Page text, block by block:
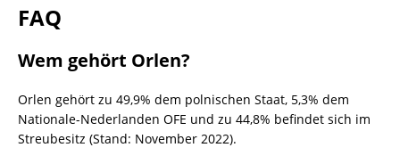
FAQ
Wem gehört Orlen?
Orlen gehört zu 49,9% dem polnischen Staat, 5,3% dem
Nationale-Nederlanden OFE und zu 44,8% befindet sich im
Streubesitz (Stand: November 2022).